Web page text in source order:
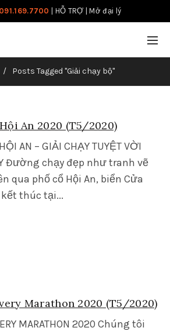
091.169.7700 HỖ TRỢ |Mở đại lý
Posts Tagged "Giải chạy bộ"
An 2020 (T5/2020)
AN – GIẢI CHẠY TUYỆT VỜI
Đường chạy đẹp như tranh vẽ
qua phố cổ Hội An, biển Cửa
thúc tại...
Marathon 2020 (T5/2020)
MARATHON 2020 Chúng tôi